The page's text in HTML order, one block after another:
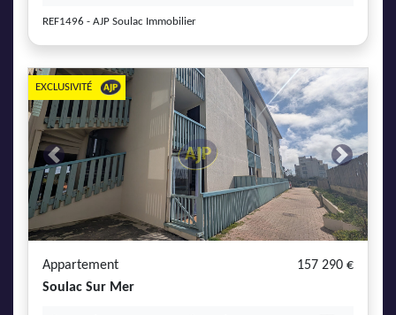
REF1496 - AJP Soulac Immobilier
Previous Next
EXCLUSIVITÉ
Appartement
157 290 €
Soulac Sur Mer